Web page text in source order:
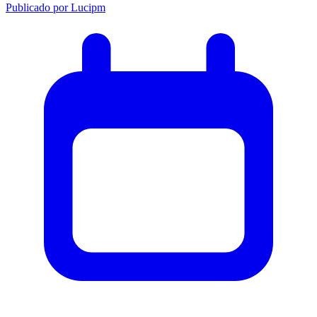
Publicado porLucipm